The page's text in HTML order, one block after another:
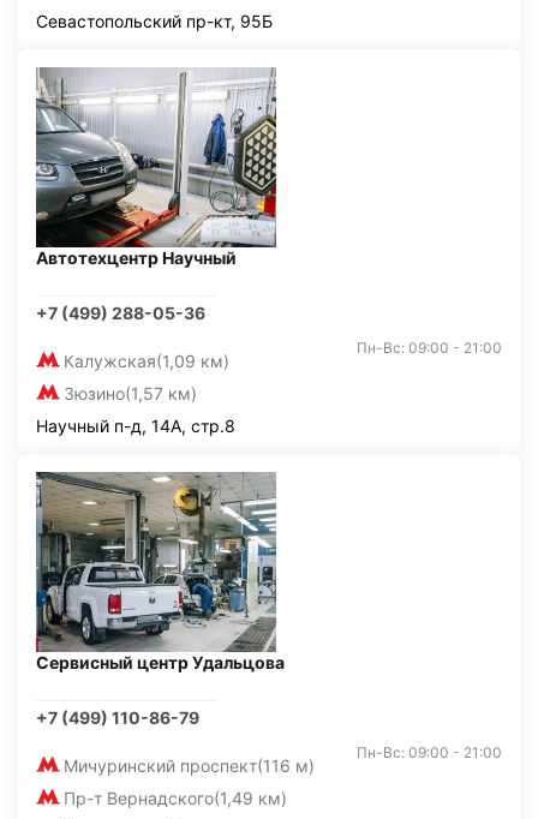
Севастопольский пр-кт, 95Б
Автотехцентр Научный
+7 (499) 288-05-36
Калужская(1,09 км)
Зюзино(1,57 км)
Пн-Вс: 09:00 - 21:00
Научный п-д, 14А, стр.8
Сервисный центр Удальцова
+7 (499) 110-86-79
Мичуринский проспект(116 м)
Пр-т Вернадского(1,49 км)
Пн-Вс: 09:00 - 21:00